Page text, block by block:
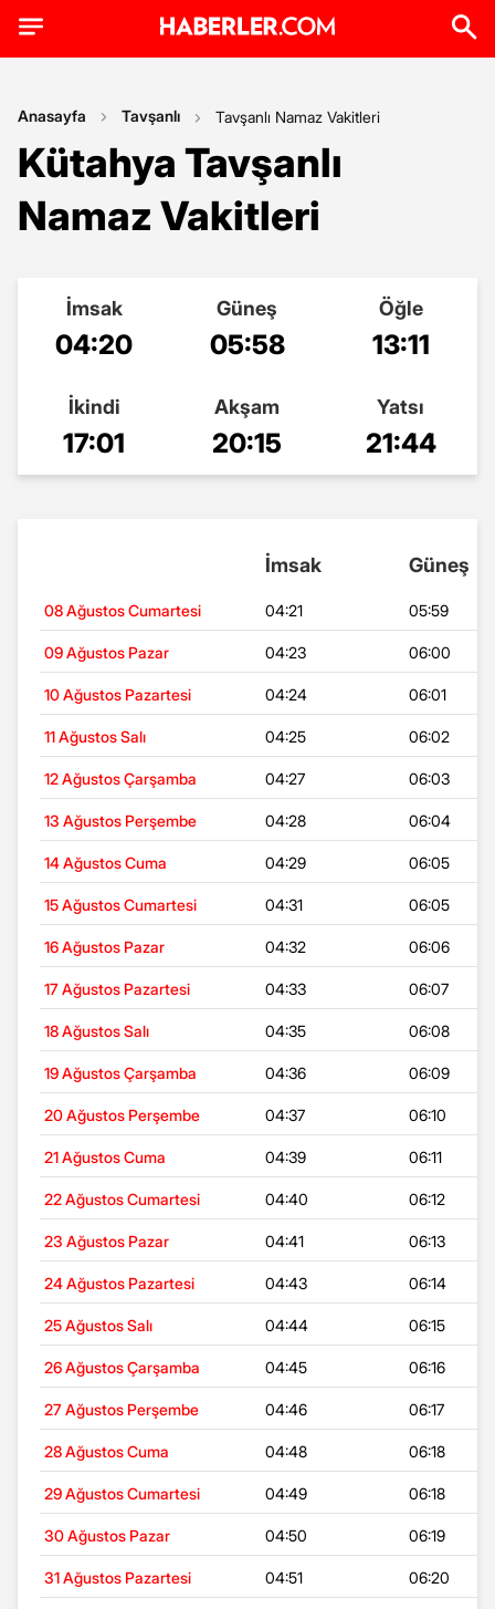
Anasayfa Tavşanlı Tavşanlı Namaz Vakitleri
Kütahya Tavşanlı
Namaz Vakitleri
İmsak
04:20
Güneş
05:58
Öğle
13:11
İkindi
17:01
Akşam
20:15
Yatsı
21:44
İmsak Güneş
08 Ağustos Cumartesi 04:21 05:59
09 Ağustos Pazar 04:23 06:00
10 Ağustos Pazartesi 04:24 06:01
11 Ağustos Salı 04:25 06:02
12 Ağustos Çarşamba 04:27 06:03
13 Ağustos Perşembe 04:28 06:04
14 Ağustos Cuma 04:29 06:05
15 Ağustos Cumartesi 04:31 06:05
16 Ağustos Pazar 04:32 06:06
17 Ağustos Pazartesi 04:33 06:07
18 Ağustos Salı 04:35 06:08
19 Ağustos Çarşamba 04:36 06:09
20 Ağustos Perşembe 04:37 06:10
21 Ağustos Cuma 04:39 06:11
22 Ağustos Cumartesi 04:40 06:12
23 Ağustos Pazar 04:41 06:13
24 Ağustos Pazartesi 04:43 06:14
25 Ağustos Salı 04:44 06:15
26 Ağustos Çarşamba 04:45 06:16
27 Ağustos Perşembe 04:46 06:17
28 Ağustos Cuma 04:48 06:18
29 Ağustos Cumartesi 04:49 06:18
30 Ağustos Pazar 04:50 06:19
31 Ağustos Pazartesi 04:51 06:20